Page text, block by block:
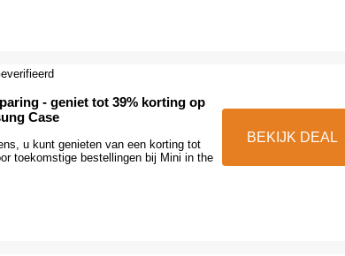
- geniet tot 39% korting op
Case
u kunt genieten van een korting tot
toekomstige bestellingen bij Mini in the
BEKIJK DEAL